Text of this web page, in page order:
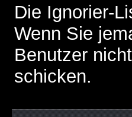
Die Ignorier-
Wenn Sie
Benutzer
schicken.